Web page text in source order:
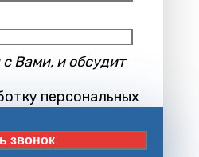
Вами, и обсудит
персональных